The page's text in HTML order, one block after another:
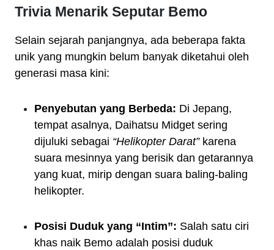
Trivia Menarik Seputar Bemo
Selain sejarah panjangnya, ada beberapa fakta
unik yang mungkin belum banyak diketahui oleh
generasi masa kini:
Penyebutan yang Berbeda: Di Jepang,
tempat asalnya, Daihatsu Midget sering
dijuluki sebagai “Helikopter Darat”karena
suara mesinnya yang berisik dan getarannya
yang kuat, mirip dengan suara baling-baling
helikopter.
Posisi Duduk yang “Intim”: Salah satu ciri
khas naik Bemo adalah posisi duduk